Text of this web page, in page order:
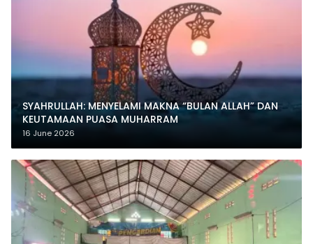
SYAHRULLAH: MENYELAMI MAKNA “BULAN ALLAH” DAN
KEUTAMAAN PUASA MUHARRAM
16 June 2026